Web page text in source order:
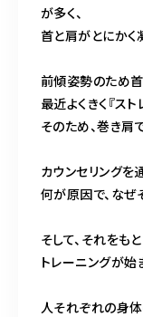
が多く、
首と肩がとにかく
前傾姿勢のため首
最近よくきく『スト
そのため、巻き肩
カウンセリングを
何が原因で、なぜ
そして、それをも
トレーニングが始
人それぞれの身